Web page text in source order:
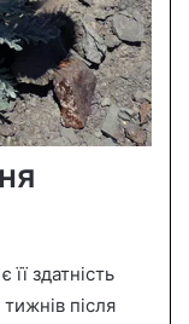
здатність
після